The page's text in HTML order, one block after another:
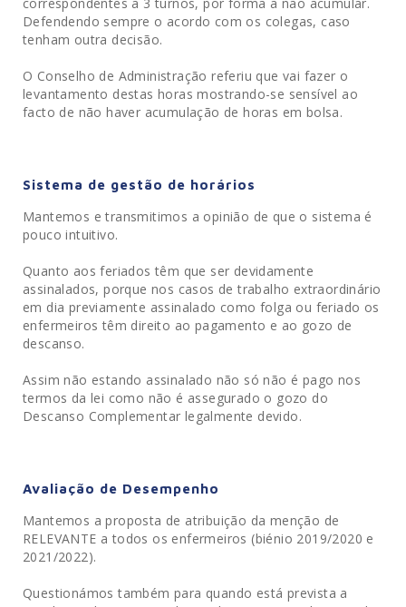
Defendendo sempre o acordo com os colegas, caso
tenham outra decisão.
O Conselho de Administração referiu que vai fazer o
levantamento destas horas mostrando-se sensível ao
facto de não haver acumulação de horas em bolsa.
Sistema de gestão de horários
Mantemos e transmitimos a opinião de que o sistema é
pouco intuitivo.
Quanto aos feriados têm que ser devidamente
assinalados, porque nos casos de trabalho extraordinário
em dia previamente assinalado como folga ou feriado os
enfermeiros têm direito ao pagamento e ao gozo de
descanso.
Assim não estando assinalado não só não é pago nos
termos da lei como não é assegurado o gozo do
Descanso Complementar legalmente devido.
Avaliação de Desempenho
Mantemos a proposta de atribuição da menção de
RELEVANTE a todos os enfermeiros (biénio 2019/2020 e
2021/2022).
Questionámos também para quando está prevista a